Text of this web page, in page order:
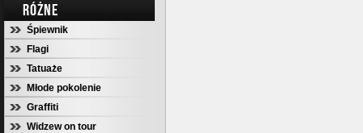
RÓŻNE
Śpiewnik
Flagi
Tatuaże
Młode pokolenie
Graffiti
Widzew on tour